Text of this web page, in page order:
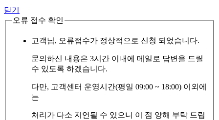
닫기
오류 접수 확인
고객님, 오류접수가 정상적으로 신청 되었습니다.
문의하신 내용은 3시간 이내에 메일로 답변을 드릴
수 있도록 하겠습니다.
다만, 고객센터 운영시간(평일 09:00 ~ 18:00) 이외에
는
처리가 다소 지연될 수 있으니 이 점 양해 부탁 드립